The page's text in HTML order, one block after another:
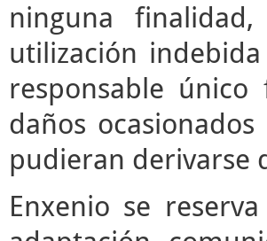
ninguna
utilización
responsable
daños
pudieran derivarse
Enxenio se